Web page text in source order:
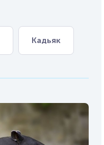
Кадьяк